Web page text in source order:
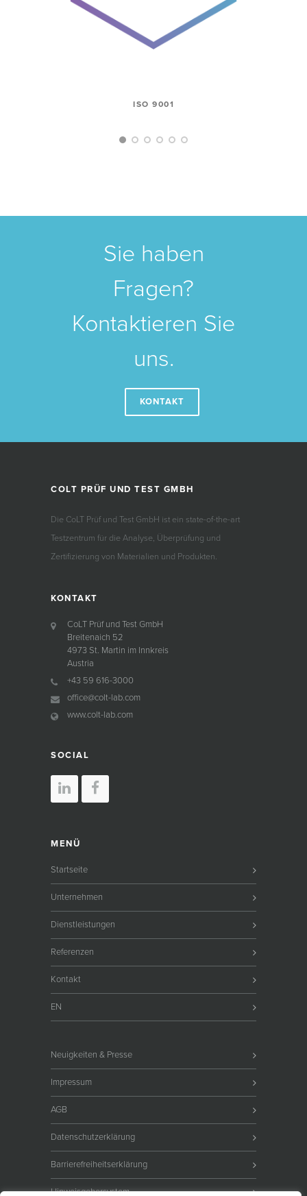
ISO 9001
Sie haben
Fragen?
Kontaktieren Sie
uns.
KONTAKT
COLT PRÜF UND TEST GMBH
Die CoLT Prüf und Test GmbH ist ein state-of-the-art
Testzentrum für die Analyse, Überprüfung und
Zertifizierung von Materialien und Produkten.
KONTAKT
CoLT Prüf und Test GmbH
Breitenaich 52
4973 St. Martin im Innkreis
Austria
+43 59 616-3000
office@colt-lab.com
www.colt-lab.com
SOCIAL
MENÜ
Startseite
Unternehmen
Dienstleistungen
Referenzen
Kontakt
EN
Neuigkeiten & Presse
Impressum
AGB
Datenschutzerklärung
Barrierefreiheitserklärung
Hinweisgebersystem